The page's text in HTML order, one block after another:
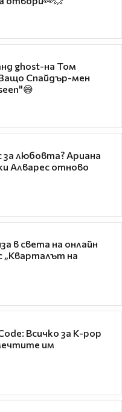
ghost-на Том
Спайдър-мен
любовта? Ариана
Алварес отново
в света на онлайн
„Кварталът на
Всичко за K-pop
им